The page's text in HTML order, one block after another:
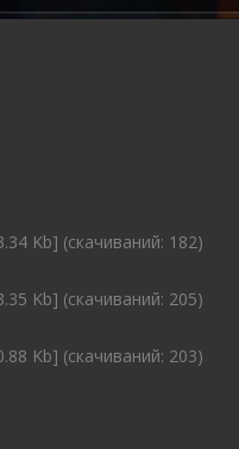
Kb] (cкачиваний: 182)
Kb] (cкачиваний: 205)
Kb] (cкачиваний: 203)